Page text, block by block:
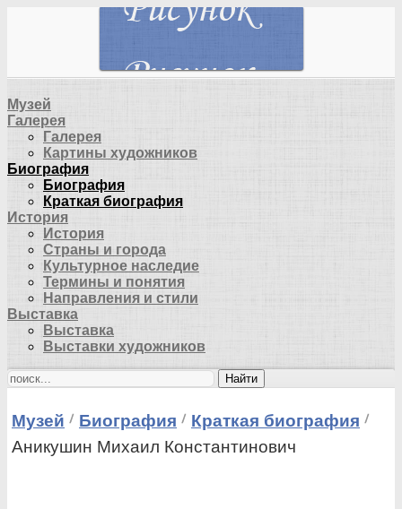
Музей
Галерея
Галерея
Картины художников
Биография
Биография
Краткая биография
История
История
Страны и города
Культурное наследие
Термины и понятия
Направления и стили
Выставка
Выставка
Выставки художников
Найти
Музей Биография
Краткая биография
Аникушин Михаил Константинович